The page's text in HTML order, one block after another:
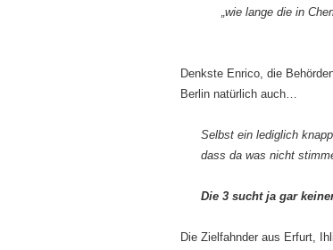
„wie lange die in
Denkste Enrico, die
Berlin natürlich auch…
Selbst ein lediglich
dass da was nicht
Die 3 sucht ja gar
Die Zielfahnder aus Erfurt,